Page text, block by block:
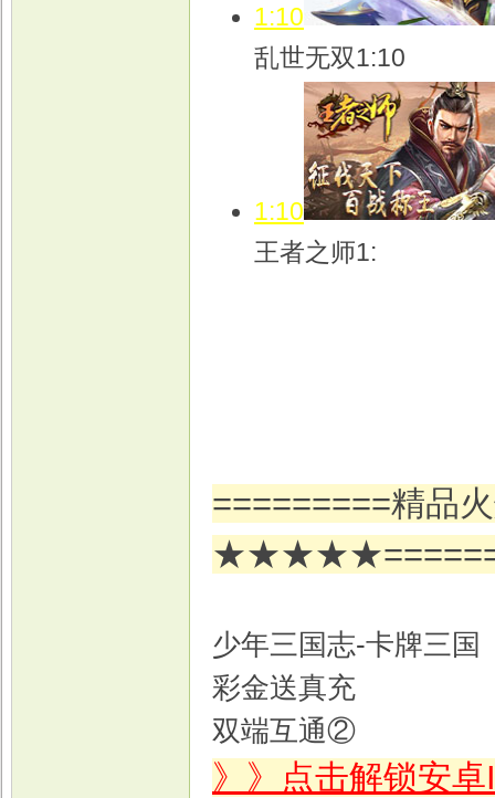
1:10
乱世无双1:10
1:10
王者之师1:
=========精品
少年三国志-卡牌三国
彩金送真充
双端互通②
》》点击解锁安